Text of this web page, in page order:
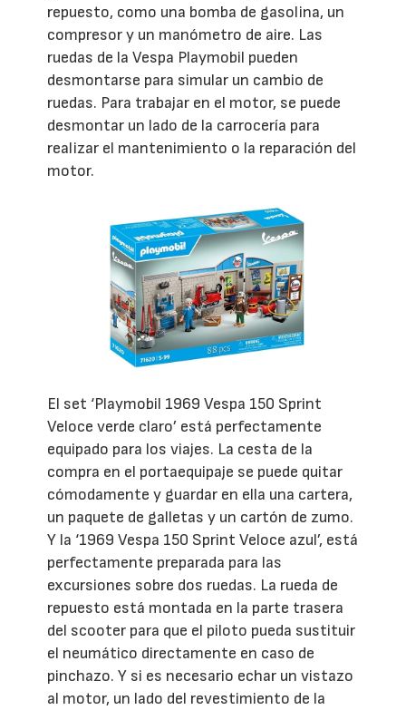
repuesto, como una bomba de gasolina, un
compresor y un manómetro de aire. Las
ruedas de la Vespa Playmobil pueden
desmontarse para simular un cambio de
ruedas. Para trabajar en el motor, se puede
desmontar un lado de la carrocería para
realizar el mantenimiento o la reparación del
motor.
El set ‘Playmobil 1969 Vespa 150 Sprint
Veloce verde claro’ está perfectamente
equipado para los viajes. La cesta de la
compra en el portaequipaje se puede quitar
cómodamente y guardar en ella una cartera,
un paquete de galletas y un cartón de zumo.
Y la ‘1969 Vespa 150 Sprint Veloce azul’, está
perfectamente preparada para las
excursiones sobre dos ruedas. La rueda de
repuesto está montada en la parte trasera
del scooter para que el piloto pueda sustituir
el neumático directamente en caso de
pinchazo. Y si es necesario echar un vistazo
al motor, un lado del revestimiento de la